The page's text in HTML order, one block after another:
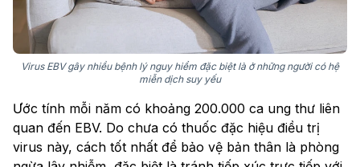
Virus EBV gây nhiều bệnh lý nguy hiểm đặc biệt là ở những người có hệ
miễn dịch suy yếu
Ước tính mỗi năm có khoảng 200.000 ca ung thư liên
quan đến EBV. Do chưa có thuốc đặc hiệu điều trị
virus này, cách tốt nhất để bảo vệ bản thân là phòng